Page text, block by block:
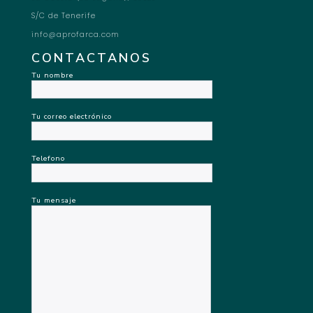
S/C de Tenerife
info@aprofarca.com
CONTACTANOS
Tu nombre
Tu correo electrónico
Telefono
Tu mensaje